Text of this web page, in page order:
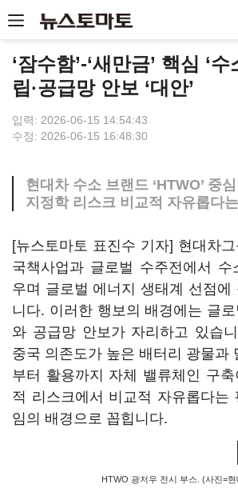
‘잠수함’-‘새만금’ 핵심 ‘
립·공급망 안보 ‘대안’
입력: 2026-06-15 14:54:43
수정: 2026-06-15 16:48:30
현대차 수소 브랜드 ‘HTWO’ 중
지정학 리스크 비교적 자유롭다
[뉴스토마토 표진수 기자] 현대차
국책사업과 글로벌 수주전에서 수
우며 글로벌 에너지 생태계 선점에
니다. 이러한 행보의 배경에는 글로
와 공급망 안보가 자리하고 있습
중국 의존도가 높은 배터리 광물과
부터 활용까지 자체 밸류체인 구
적 리스크에서 비교적 자유롭다는
임의 배경으로 꼽힙니다.
HTWO 광저우 전시 부스. (사진=현